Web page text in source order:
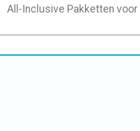
All-Inclusive Pakketten voor